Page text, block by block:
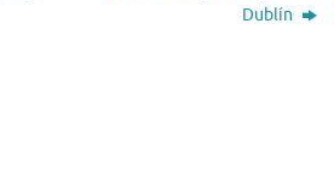
Dublín